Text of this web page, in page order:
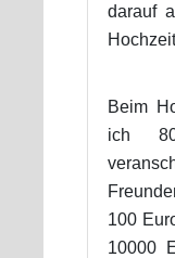
darauf
Beim
ich
100
10000